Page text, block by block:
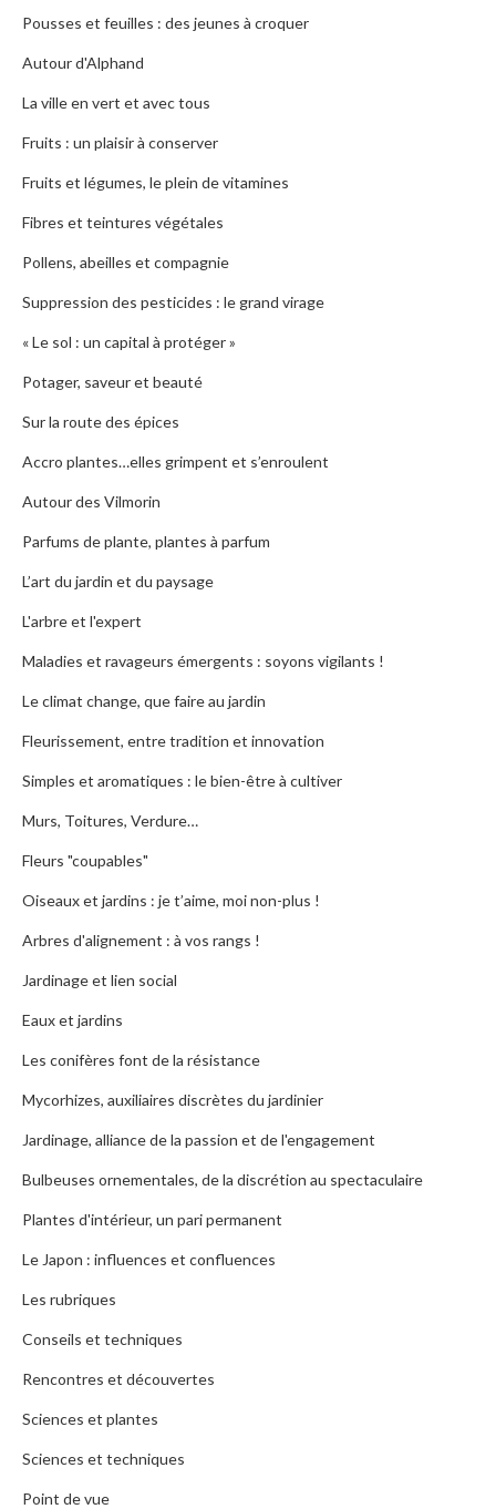
Pousses et feuilles : des jeunes à croquer
Autour d'Alphand
La ville en vert et avec tous
Fruits : un plaisir à conserver
Fruits et légumes, le plein de vitamines
Fibres et teintures végétales
Pollens, abeilles et compagnie
Suppression des pesticides : le grand virage
« Le sol : un capital à protéger »
Potager, saveur et beauté
Sur la route des épices
Accro plantes…elles grimpent et s’enroulent
Autour des Vilmorin
Parfums de plante, plantes à parfum
L’art du jardin et du paysage
L'arbre et l'expert
Maladies et ravageurs émergents : soyons vigilants !
Le climat change, que faire au jardin
Fleurissement, entre tradition et innovation
Simples et aromatiques : le bien-être à cultiver
Murs, Toitures, Verdure…
Fleurs "coupables"
Oiseaux et jardins : je t’aime, moi non-plus !
Arbres d'alignement : à vos rangs !
Jardinage et lien social
Eaux et jardins
Les conifères font de la résistance
Mycorhizes, auxiliaires discrètes du jardinier
Jardinage, alliance de la passion et de l'engagement
Bulbeuses ornementales, de la discrétion au spectaculaire
Plantes d'intérieur, un pari permanent
Le Japon : influences et confluences
Les rubriques
Conseils et techniques
Rencontres et découvertes
Sciences et plantes
Sciences et techniques
Point de vue